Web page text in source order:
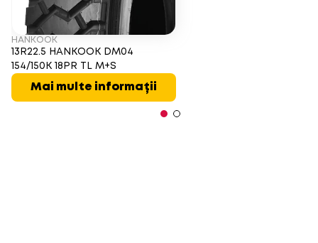
HANKOOK
13R22.5 HANKOOK DM04
154/150K 18PR TL M+S
Mai multe informații